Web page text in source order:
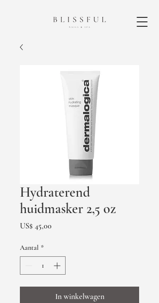
Hydraterend
huidmasker 2,5 oz
US$ 45,00Prijs
Aantal *
In winkelwagen